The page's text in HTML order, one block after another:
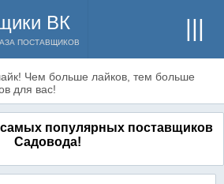
ВК
ПОСТАВЩИКОВ
Чем больше лайков, тем больше
для вас!
популярных поставщиков
Садовода!